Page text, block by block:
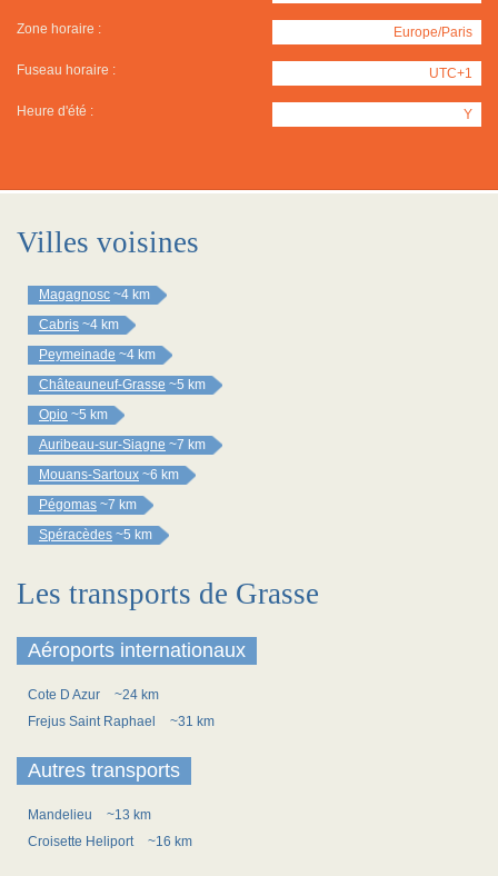
Zone horaire : Europe/Paris
Fuseau horaire : UTC+1
Heure d'été : Y
Villes voisines
Magagnosc ~4 km
Cabris ~4 km
Peymeinade ~4 km
Châteauneuf-Grasse ~5 km
Opio ~5 km
Auribeau-sur-Siagne ~7 km
Mouans-Sartoux ~6 km
Pégomas ~7 km
Spéracèdes ~5 km
Les transports de Grasse
Aéroports internationaux
Cote D Azur
~24 km
Frejus Saint Raphael
~31 km
Autres transports
Mandelieu
~13 km
Croisette Heliport
~16 km